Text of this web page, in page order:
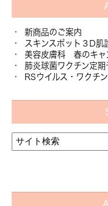
新商品のご案内
スキンスポット３D肌
美容皮膚科 春のキャ
肺炎球菌ワクチン定期
RSウイルス・ワクチ